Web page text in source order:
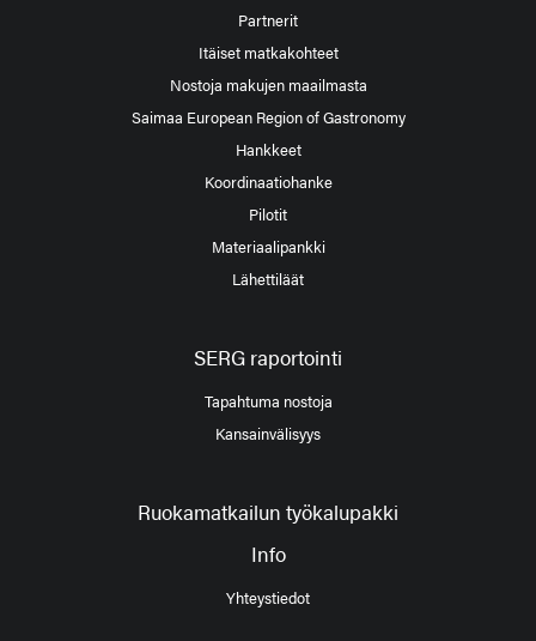
Partnerit
Itäiset matkakohteet
Nostoja makujen maailmasta
Saimaa European Region of Gastronomy
Hankkeet
Koordinaatiohanke
Pilotit
Materiaalipankki
Lähettiläät
SERG raportointi
Tapahtuma nostoja
Kansainvälisyys
Ruokamatkailun työkalupakki
Info
Yhteystiedot